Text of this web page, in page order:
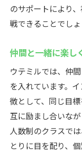
のサポートにより
戦できることでしょ
仲間と一緒に楽し
ウテミルでは、仲
を入れています。
徴として、同じ目
互に励まし合いな
人数制のクラスで
とりに目を配り、